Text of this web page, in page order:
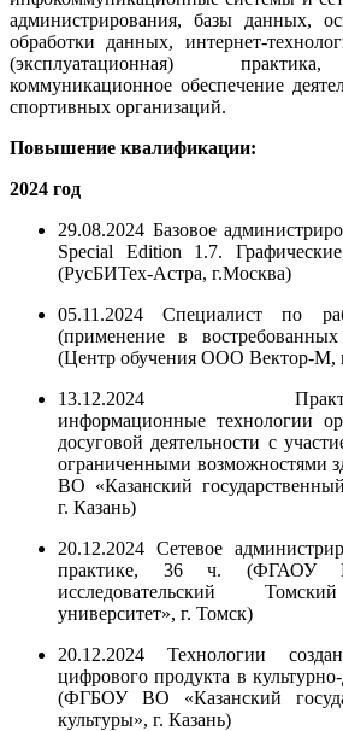
администрирования, базы данных,
обработки данных, интернет-
(эксплуатационная)
коммуникационное обеспечение
спортивных организаций.
Повышение квалификации:
2024 год
29.08.2024 Базовое
Special Edition 1.7.
(РусБИТех-Астра, г.Москва)
05.11.2024 Специалист по
(применение в
(Центр обучения ООО Вектор-
13.12.2024 Практико-
информационные технологии
досуговой деятельности с
ограниченными возможностями
ВО «Казанский
г. Казань)
20.12.2024 Сетевое
практике, 36 ч. (ФГАОУ
исследовательский
университет», г. Томск)
20.12.2024 Технологии
цифрового продукта в
(ФГБОУ ВО «Казанский
культуры», г. Казань)